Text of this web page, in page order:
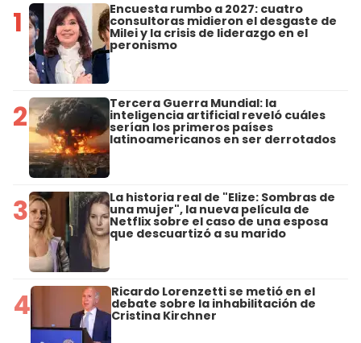
1 Encuesta rumbo a 2027: cuatro
consultoras midieron el desgaste de
Milei y la crisis de liderazgo en el
peronismo
2 Tercera Guerra Mundial: la
inteligencia artificial reveló cuáles
serían los primeros países
latinoamericanos en ser derrotados
3 La historia real de "Elize: Sombras de
una mujer", la nueva película de
Netflix sobre el caso de una esposa
que descuartizó a su marido
4 Ricardo Lorenzetti se metió en el
debate sobre la inhabilitación de
Cristina Kirchner